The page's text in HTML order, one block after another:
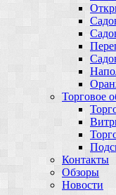
Торговое
Контакты
Обзоры
Новости